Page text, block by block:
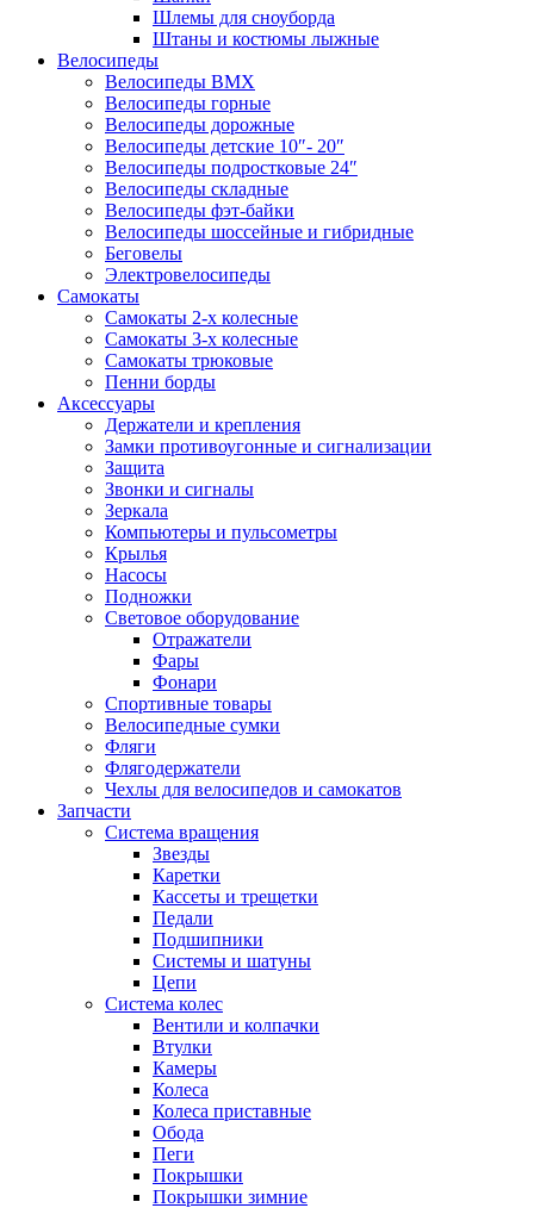
Шлемы для сноуборда
Штаны и костюмы лыжные
Велосипеды
Велосипеды BMX
Велосипеды горные
Велосипеды дорожные
Велосипеды детские 10″- 20″
Велосипеды подростковые 24″
Велосипеды складные
Велосипеды фэт-байки
Велосипеды шоссейные и гибридные
Беговелы
Электровелосипеды
Самокаты
Самокаты 2-х колесные
Самокаты 3-х колесные
Самокаты трюковые
Пенни борды
Аксессуары
Держатели и крепления
Замки противоугонные и сигнализации
Защита
Звонки и сигналы
Зеркала
Компьютеры и пульсометры
Крылья
Насосы
Подножки
Световое оборудование
Отражатели
Фары
Фонари
Спортивные товары
Велосипедные сумки
Фляги
Флягодержатели
Чехлы для велосипедов и самокатов
Запчасти
Система вращения
Звезды
Каретки
Кассеты и трещетки
Педали
Подшипники
Системы и шатуны
Цепи
Система колес
Вентили и колпачки
Втулки
Камеры
Колеса
Колеса приставные
Обода
Пеги
Покрышки
Покрышки зимние